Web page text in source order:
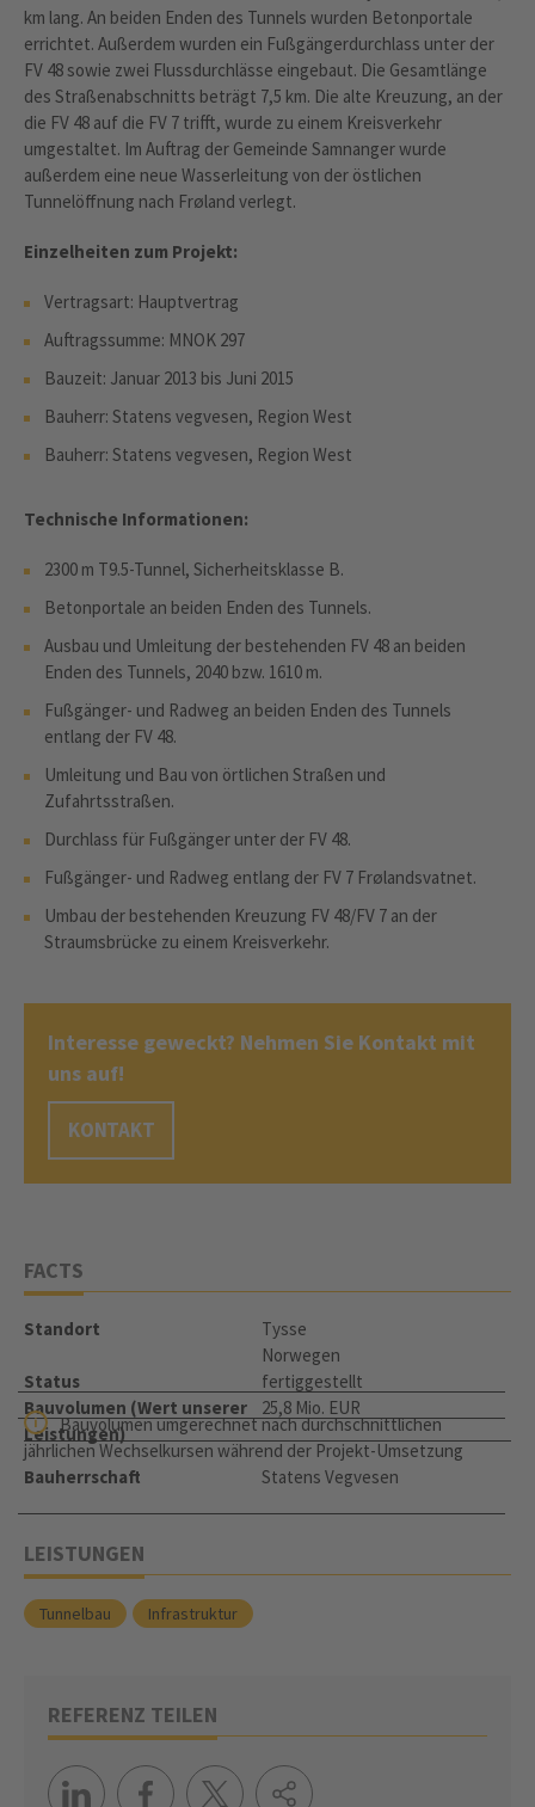
km lang. An beiden Enden des Tunnels wurden Betonportale
errichtet. Außerdem wurden ein Fußgängerdurchlass unter der
FV 48 sowie zwei Flussdurchlässe eingebaut. Die Gesamtlänge
des Straßenabschnitts beträgt 7,5 km. Die alte Kreuzung, an der
die FV 48 auf die FV 7 trifft, wurde zu einem Kreisverkehr
umgestaltet. Im Auftrag der Gemeinde Samnanger wurde
außerdem eine neue Wasserleitung von der östlichen
Tunnelöffnung nach Frøland verlegt.
Einzelheiten zum Projekt:
Vertragsart: Hauptvertrag
Auftragssumme: MNOK 297
Bauzeit: Januar 2013 bis Juni 2015
Bauherr: Statens vegvesen, Region West
Bauherr: Statens vegvesen, Region West
Technische Informationen:
2300 m T9.5-Tunnel, Sicherheitsklasse B.
Betonportale an beiden Enden des Tunnels.
Ausbau und Umleitung der bestehenden FV 48 an beiden
Enden des Tunnels, 2040 bzw. 1610 m.
Fußgänger- und Radweg an beiden Enden des Tunnels
entlang der FV 48.
Umleitung und Bau von örtlichen Straßen und
Zufahrtsstraßen.
Durchlass für Fußgänger unter der FV 48.
Fußgänger- und Radweg entlang der FV 7 Frølandsvatnet.
Umbau der bestehenden Kreuzung FV 48/FV 7 an der
Straumsbrücke zu einem Kreisverkehr.
Interesse geweckt? Nehmen Sie Kontakt mit
uns auf!
KONTAKT
FACTS
Standort
Tysse
Norwegen
Status
fertiggestellt
Bauvolumen (Wert unserer
Leistungen)
25,8 Mio. EUR
Bauvolumen umgerechnet nach durchschnittlichen
jährlichen Wechselkursen während der Projekt-Umsetzung
Bauherrschaft
Statens Vegvesen
LEISTUNGEN
Tunnelbau Infrastruktur
REFERENZ TEILEN